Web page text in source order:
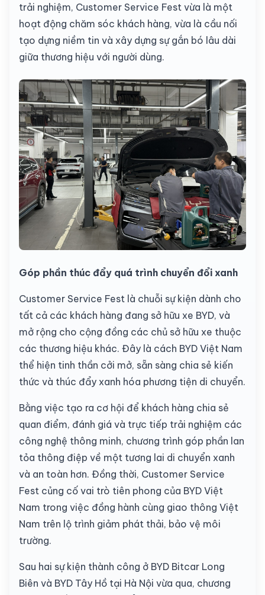
trải nghiệm, Customer Service Fest vừa là một
hoạt động chăm sóc khách hàng, vừa là cầu nối
tạo dựng niềm tin và xây dựng sự gắn bó lâu dài
giữa thương hiệu với người dùng.
Góp phần thúc đẩy quá trình chuyển đổi xanh
Customer Service Fest là chuỗi sự kiện dành cho
tất cả các khách hàng đang sở hữu xe BYD, và
mở rộng cho cộng đồng các chủ sở hữu xe thuộc
các thương hiệu khác. Đây là cách BYD Việt Nam
thể hiện tinh thần cởi mở, sẵn sàng chia sẻ kiến
thức và thúc đẩy xanh hóa phương tiện di chuyển.
Bằng việc tạo ra cơ hội để khách hàng chia sẻ
quan điểm, đánh giá và trực tiếp trải nghiệm các
công nghệ thông minh, chương trình góp phần lan
tỏa thông điệp về một tương lai di chuyển xanh
và an toàn hơn. Đồng thời, Customer Service
Fest củng cố vai trò tiên phong của BYD Việt
Nam trong việc đồng hành cùng giao thông Việt
Nam trên lộ trình giảm phát thải, bảo vệ môi
trường.
Sau hai sự kiện thành công ở BYD Bitcar Long
Biên và BYD Tây Hồ tại Hà Nội vừa qua, chương